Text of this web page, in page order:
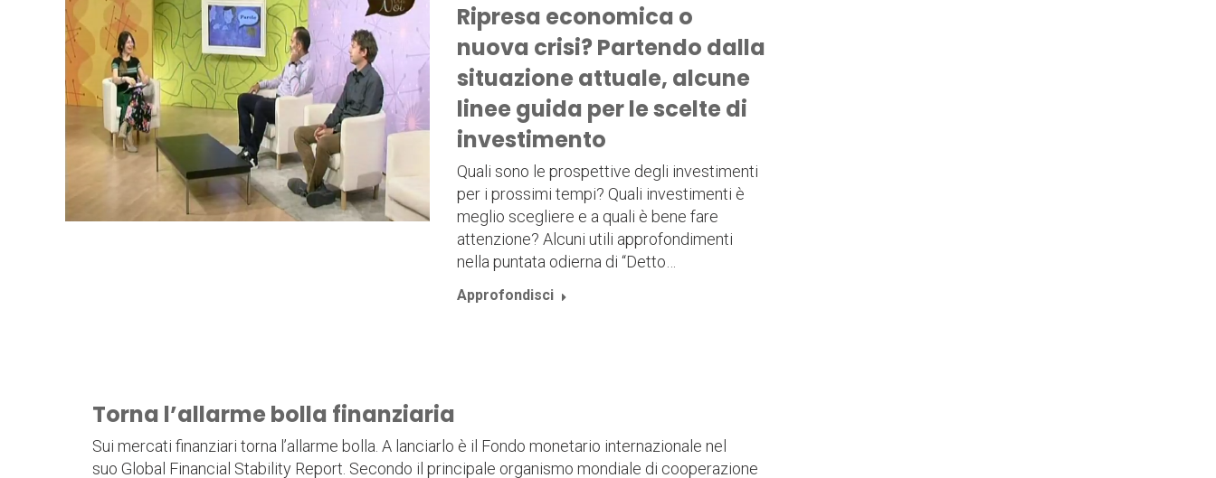
Ripresa economica o
nuova crisi? Partendo dalla
situazione attuale, alcune
linee guida per le scelte di
investimento
Quali sono le prospettive degli investimenti
per i prossimi tempi? Quali investimenti è
meglio scegliere e a quali è bene fare
attenzione? Alcuni utili approfondimenti
nella puntata odierna di “Detto…
Approfondisci
Torna l’allarme bolla finanziaria
Sui mercati finanziari torna l’allarme bolla. A lanciarlo è il Fondo monetario internazionale nel
suo Global Financial Stability Report. Secondo il principale organismo mondiale di cooperazione